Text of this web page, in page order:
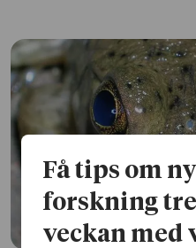
Få tips om ny
forskning
veckan med